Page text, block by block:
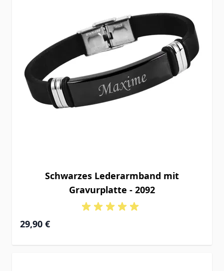
Schwarzes Lederarmband mit
Gravurplatte - 2092
29,90 €